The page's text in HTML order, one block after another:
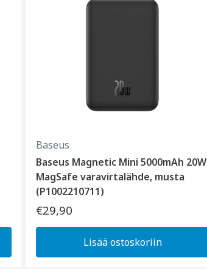
Baseus
Baseus Magnetic Mini 5000mAh 20W
MagSafe varavirtalähde, musta
(P1002210711)
€29,90
Lisää ostoskoriin